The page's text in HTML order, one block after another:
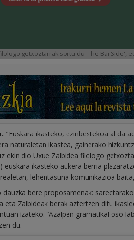
getxoztarrak sortu du 'The Bai Side',
"Euskara ikasteko, ezinbestekoa al da
naturaletan ikastea, gainerako
ekin dio Uxue Zalbidea filologo
euskara ikasteko aukera berria
lehentasuna komunikazioa
dauzka bere proposamenak:
eta Zalbideak berak aztertzen ditu
izateko. “Azalpen gramatikal oso
du.